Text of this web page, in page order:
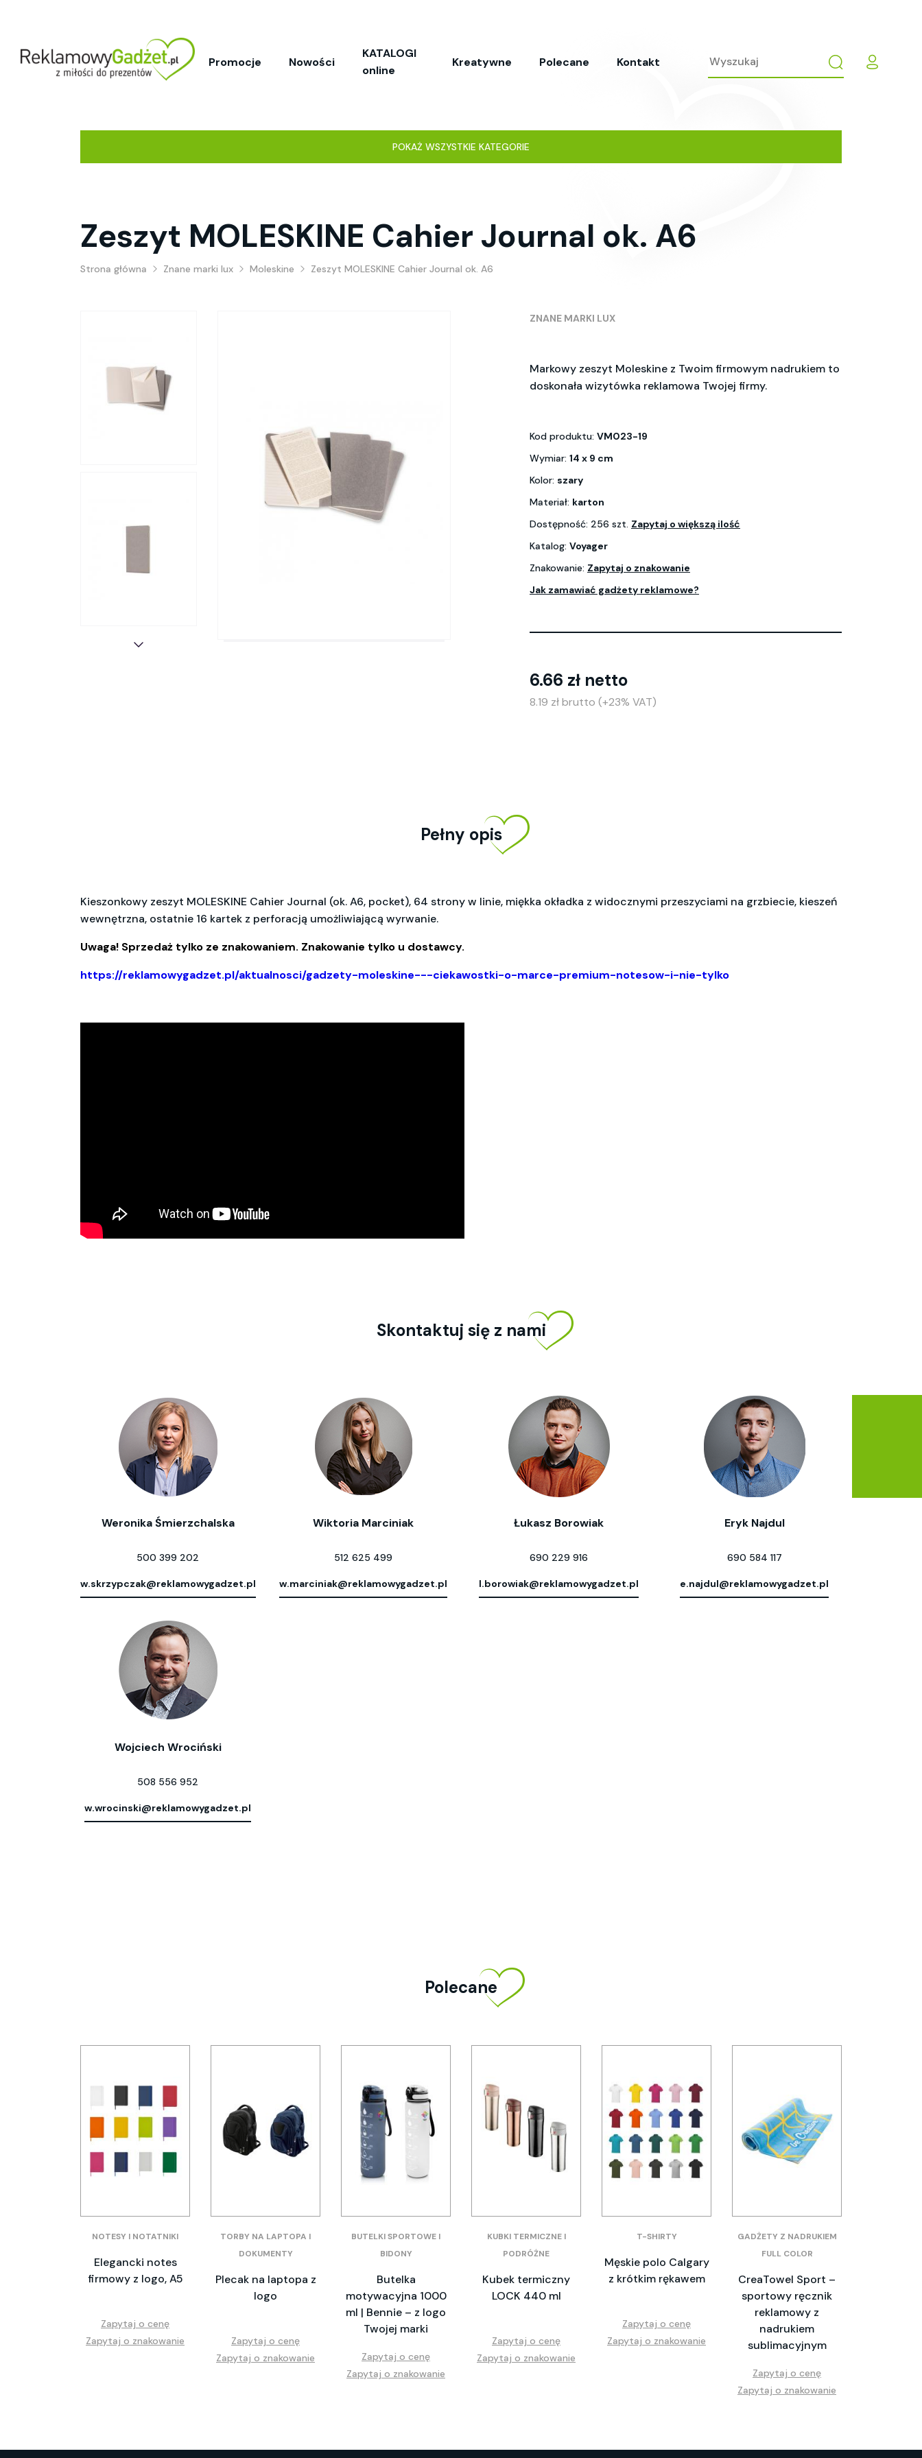
Promocje Nowości
KATALOGI
online
Kreatywne Polecane Kontakt
POKAŻ WSZYSTKIE KATEGORIE
Zeszyt MOLESKINE Cahier Journal ok. A6
Strona główna Znane marki lux Moleskine Zeszyt MOLESKINE Cahier Journal ok. A6
ZNANE MARKI LUX
Markowy zeszyt Moleskine z Twoim firmowym nadrukiem to
doskonała wizytówka reklamowa Twojej firmy.
Kod produktu: VM023-19
Wymiar: 14 x 9 cm
Kolor: szary
Materiał: karton
Dostępność: 256 szt. Zapytaj o większą ilość
Katalog: Voyager
Znakowanie: Zapytaj o znakowanie
Jak zamawiać gadżety reklamowe?
6.66 zł netto
8.19 zł brutto (+23% VAT)
Pełny opis
Kieszonkowy zeszyt MOLESKINE Cahier Journal (ok. A6, pocket), 64 strony w linie, miękka okładka z widocznymi przeszyciami na grzbiecie, kieszeń
wewnętrzna, ostatnie 16 kartek z perforacją umożliwiającą wyrwanie.
Uwaga! Sprzedaż tylko ze znakowaniem. Znakowanie tylko u dostawcy.
https://reklamowygadzet.pl/aktualnosci/gadzety-moleskine---ciekawostki-o-marce-premium-notesow-i-nie-tylko
Skontaktuj się z nami
Weronika Śmierzchalska
500 399 202
w.skrzypczak@reklamowygadzet.pl
Wiktoria Marciniak
512 625 499
w.marciniak@reklamowygadzet.pl
Łukasz Borowiak
690 229 916
l.borowiak@reklamowygadzet.pl
Eryk Najdul
690 584 117
e.najdul@reklamowygadzet.pl
Wojciech Wrociński
508 556 952
w.wrocinski@reklamowygadzet.pl
Polecane
NOTESY I NOTATNIKI
Elegancki notes
firmowy z logo, A5
Zapytaj o cenę
Zapytaj o znakowanie
TORBY NA LAPTOPA I
DOKUMENTY
Plecak na laptopa z
logo
Zapytaj o cenę
Zapytaj o znakowanie
BUTELKI SPORTOWE I
BIDONY
Butelka
motywacyjna 1000
ml | Bennie – z logo
Twojej marki
Zapytaj o cenę
Zapytaj o znakowanie
KUBKI TERMICZNE I
PODRÓŻNE
Kubek termiczny
LOCK 440 ml
Zapytaj o cenę
Zapytaj o znakowanie
T-SHIRTY
Męskie polo Calgary
z krótkim rękawem
Zapytaj o cenę
Zapytaj o znakowanie
GADŻETY Z NADRUKIEM
FULL COLOR
CreaTowel Sport –
sportowy ręcznik
reklamowy z
nadrukiem
sublimacyjnym
Zapytaj o cenę
Zapytaj o znakowanie